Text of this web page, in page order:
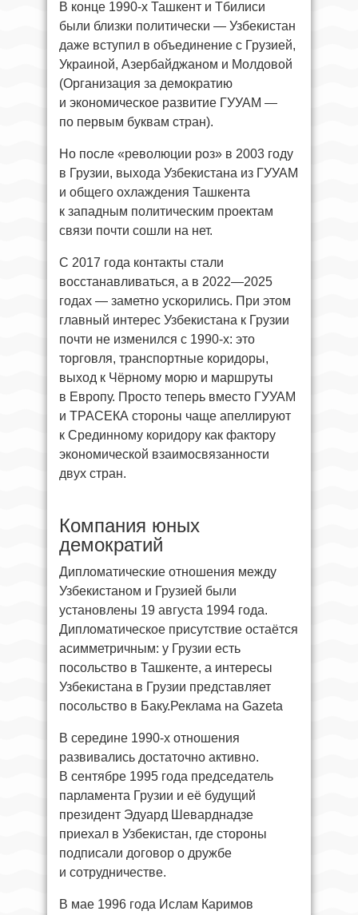
В конце 1990-х Ташкент и Тбилиси
были близки политически — Узбекистан
даже вступил в объединение с Грузией,
Украиной, Азербайджаном и Молдовой
(Организация за демократию
и экономическое развитие ГУУАМ —
по первым буквам стран).
Но после «революции роз» в 2003 году
в Грузии, выхода Узбекистана из ГУУАМ
и общего охлаждения Ташкента
к западным политическим проектам
связи почти сошли на нет.
С 2017 года контакты стали
восстанавливаться, а в 2022—2025
годах — заметно ускорились. При этом
главный интерес Узбекистана к Грузии
почти не изменился с 1990-х: это
торговля, транспортные коридоры,
выход к Чёрному морю и маршруты
в Европу. Просто теперь вместо ГУУАМ
и ТРАСЕКА стороны чаще апеллируют
к Срединному коридору как фактору
экономической взаимосвязанности
двух стран.
Компания юных
демократий
Дипломатические отношения между
Узбекистаном и Грузией были
установлены 19 августа 1994 года.
Дипломатическое присутствие остаётся
асимметричным: у Грузии есть
посольство в Ташкенте, а интересы
Узбекистана в Грузии представляет
посольство в Баку.Реклама на Gazeta
В середине 1990-х отношения
развивались достаточно активно.
В сентябре 1995 года председатель
парламента Грузии и её будущий
президент Эдуард Шеварднадзе
приехал в Узбекистан, где стороны
подписали договор о дружбе
и сотрудничестве.
В мае 1996 года Ислам Каримов